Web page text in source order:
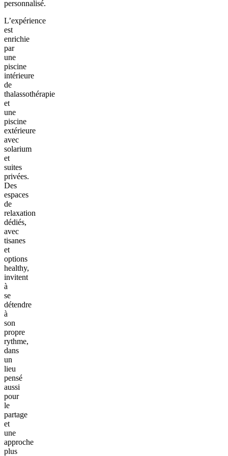
personnalisé.
L’expérience
est
enrichie
par
une
piscine
intérieure
de
thalassothérapie
et
une
piscine
extérieure
avec
solarium
et
suites
privées.
Des
espaces
de
relaxation
dédiés,
avec
tisanes
et
options
healthy,
invitent
à
se
détendre
à
son
propre
rythme,
dans
un
lieu
pensé
aussi
pour
le
partage
et
une
approche
plus